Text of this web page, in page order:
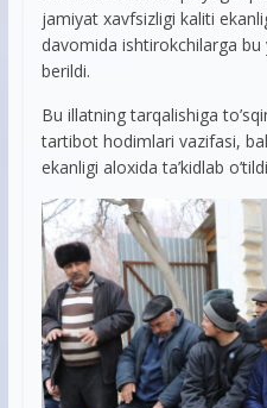
jamiyat xavfsizligi kaliti
davomida ishtirokchilarga bu
berildi.
Bu illatning tarqalishiga
tartibot hodimlari vazifasi,
ekanligi aloxida ta’kidlab